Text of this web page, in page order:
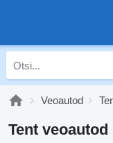
Veoautod
Tent veoautod